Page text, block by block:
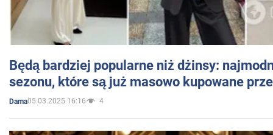
Będą bardziej popularne niż dżinsy:
sezonu, które są już masowo kupowane
Dama05.03.2025 16:16 4